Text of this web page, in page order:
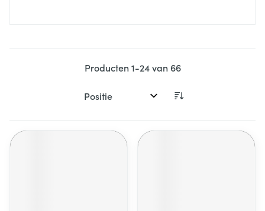
Producten1-24van 66
Sorteer op: